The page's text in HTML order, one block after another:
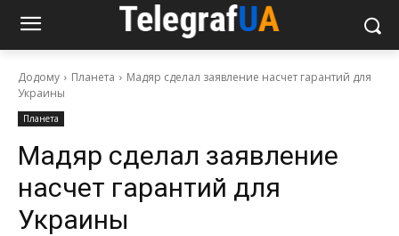
Додому Планета
Мадяр сделал заявление насчет гарантий для
Украины
Планета
Мадяр сделал заявление
насчет гарантий для
Украины